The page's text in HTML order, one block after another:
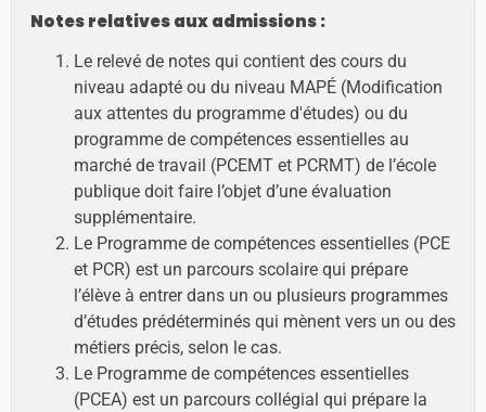
Notes relatives aux admissions :
Le relevé de notes qui contient des cours du
niveau adapté ou du niveau MAPÉ (Modification
aux attentes du programme d'études) ou du
programme de compétences essentielles au
marché de travail (PCEMT et PCRMT) de l’école
publique doit faire l’objet d’une évaluation
supplémentaire.
Le Programme de compétences essentielles (PCE
et PCR) est un parcours scolaire qui prépare
l’élève à entrer dans un ou plusieurs programmes
d’études prédéterminés qui mènent vers un ou des
métiers précis, selon le cas.
Le Programme de compétences essentielles
(PCEA) est un parcours collégial qui prépare la